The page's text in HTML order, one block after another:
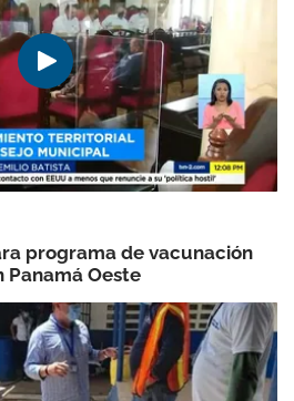
programa de vacunación
Panamá Oeste